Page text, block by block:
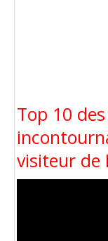
Top 10
visiteur de